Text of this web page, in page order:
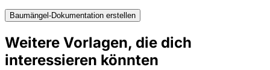
Baumängel-Dokumentation erstellen
Weitere Vorlagen, die dich
interessieren könnten